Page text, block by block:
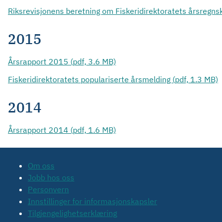
Riksrevisjonens beretning om Fiskeridirektoratets
2015
Årsrapport 2015 (pdf, 3.6 MB)
Fiskeridirektoratets populariserte årsmelding (pdf, 1.3 MB)
2014
Årsrapport 2014 (pdf, 1.6 MB)
Om oss
Jobb hos oss
Personvern
Innstillinger for informasjonskapsler
Tilgjengelighetserklæring